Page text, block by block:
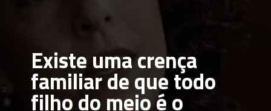
Existe uma crença
familiar de que todo
filho do meio é o